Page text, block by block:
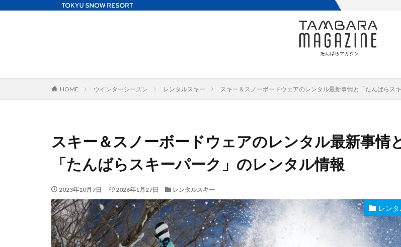
HOME ウインターシーズン レンタルスキー スキー＆スノーボードウェアのレンタル最新事情と「たんばらス
スキー＆スノーボードウェアのレンタル最新事情
「たんばらスキーパーク」のレンタル情報
2023年10月7日 2026年1月27日 レンタルスキー
レン